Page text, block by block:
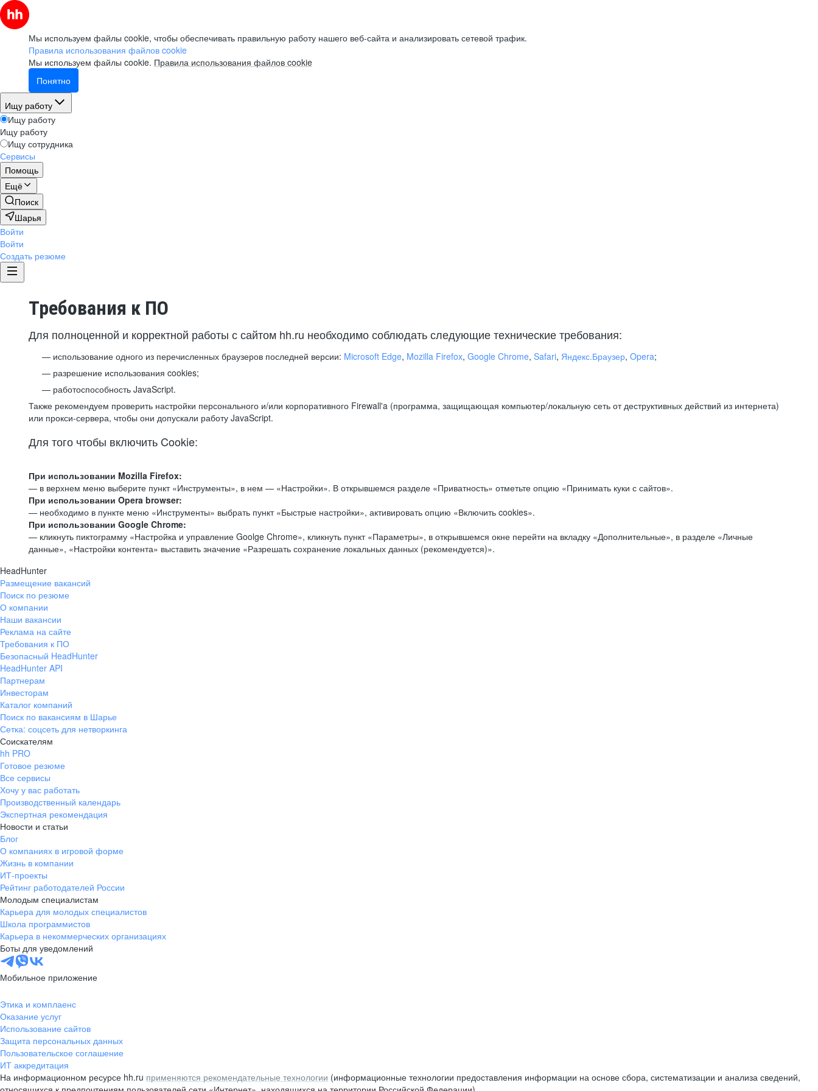
Мы используем файлы cookie, чтобы обеспечивать правильную работу нашего веб-сайта и анализировать сетевой трафик.
Правила использования файлов cookie
Мы используем файлы cookie. Правила использования файлов cookie
Понятно
Ищу работу
Ищу работу
Ищу работу
Ищу сотрудника
Сервисы
Помощь
Ещё
Поиск
Шарья
Войти
Войти
Создать резюме
Требования к ПО
Для полноценной и корректной работы с сайтом hh.ru необходимо соблюдать следующие технические требования:
использование одного из перечисленных браузеров последней версии: Microsoft Edge, Mozilla Firefox, Google Chrome, Safari, Яндекс.Браузер, Opera;
разрешение использования cookies;
работоспособность JavaScript.
Также рекомендуем проверить настройки персонального и/или корпоративного Firewall'a (программа, защищающая компьютер/локальную сеть от деструктивных действий из интернета)
или прокси-сервера, чтобы они допускали работу JavaScript.
Для того чтобы включить Cookie:
При использовании Mozilla Firefox:
— в верхнем меню выберите пункт «Инструменты», в нем — «Настройки». В открывшемся разделе «Приватность» отметьте опцию «Принимать куки с сайтов».
При использовании Opera browser:
— необходимо в пункте меню «Инструменты» выбрать пункт «Быстрые настройки», активировать опцию «Включить cookies».
При использовании Google Chrome:
— кликнуть пиктограмму «Настройка и управление Goolge Chrome», кликнуть пункт «Параметры», в открывшемся окне перейти на вкладку «Дополнительные», в разделе «Личные
данные», «Настройки контента» выставить значение «Разрешать сохранение локальных данных (рекомендуется)».
HeadHunter
Размещение вакансий
Поиск по резюме
О компании
Наши вакансии
Реклама на сайте
Требования к ПО
Безопасный HeadHunter
HeadHunter API
Партнерам
Инвесторам
Каталог компаний
Поиск по вакансиям в Шарье
Сетка: соцсеть для нетворкинга
Соискателям
hh PRO
Готовое резюме
Все сервисы
Хочу у вас работать
Производственный календарь
Экспертная рекомендация
Новости и статьи
Блог
О компаниях в игровой форме
Жизнь в компании
ИТ-проекты
Рейтинг работодателей России
Молодым специалистам
Карьера для молодых специалистов
Школа программистов
Карьера в некоммерческих организациях
Боты для уведомлений
Мобильное приложение
Этика и комплаенс
Оказание услуг
Использование сайтов
Защита персональных данных
Пользовательское соглашение
ИТ аккредитация
На информационном ресурсе hh.ru применяются рекомендательные технологии (информационные технологии предоставления информации на основе сбора, систематизации и анализа сведений,